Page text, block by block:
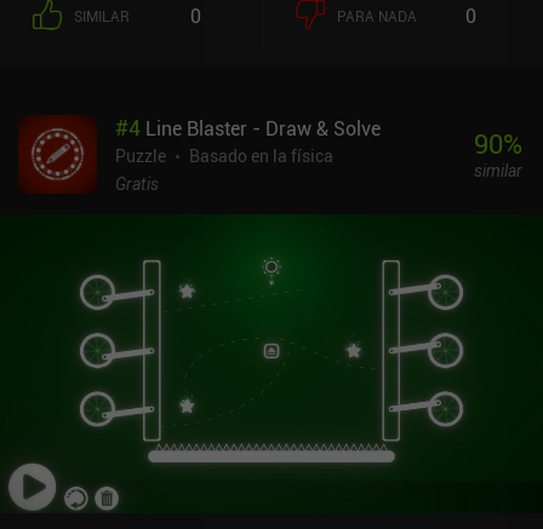
SIMILAR 0 PARA NADA 0
#4 Line Blaster - Draw & Solve
Puzzle
Basado en la física
Gratis
90%
similar